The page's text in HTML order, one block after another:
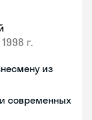
1998 г.
из
современных